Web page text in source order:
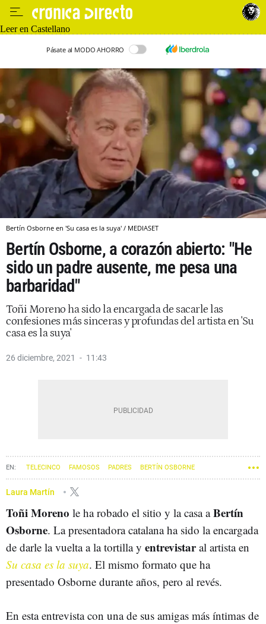
Leer en Castellano
Pásate al MODO AHORRO
Bertín Osborne en 'Su casa es la suya' / MEDIASET
Bertín Osborne, a corazón abierto: "He
sido un padre ausente, me pesa una
barbaridad"
Toñi Moreno ha sido la encargada de sacarle las
confesiones más sinceras y profundas del artista en 'Su
casa es la suya'
26 diciembre, 2021 11:43
TELECINCO FAMOSOS PADRES BERTÍN OSBORNE
TOÑI MORENO
Laura Martín
Toñi Moreno le ha robado el sitio y la casa aBertín
Osborne. La presentadora catalana ha sido la encargada
de darle la vuelta a la tortilla y entrevistaral artista en
Su casa es la suya. El mismo formato que ha
presentado Osborne durante años, pero al revés.
En esta entrevista con una de sus amigas más íntimas de